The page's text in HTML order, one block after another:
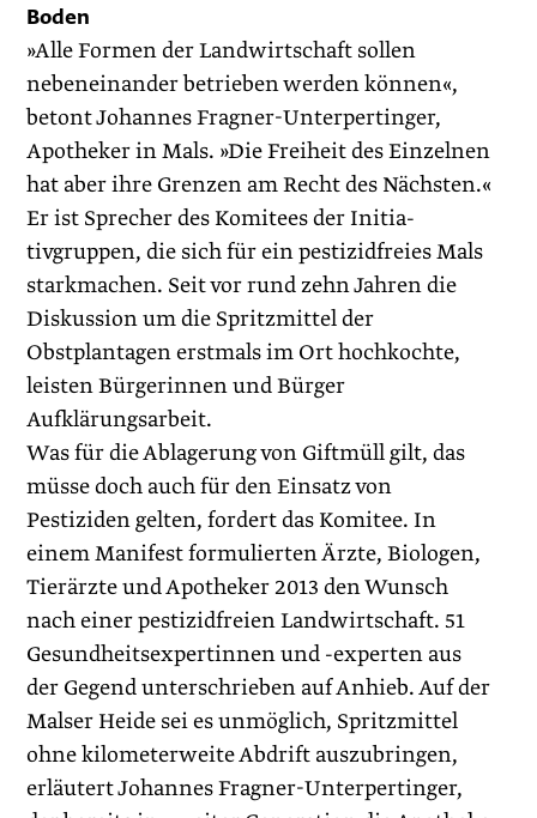
Boden
»Alle Formen der Landwirtschaft sollen
nebeneinander betrieben werden können«,
betont Johannes Fragner-Unterpertinger,
Apotheker in Mals. »Die Freiheit des Einzelnen
hat aber ihre Grenzen am Recht des Nächsten.«
Er ist Sprecher des Komitees der Initia­
tivgruppen, die sich für ein pestizidfreies Mals
starkmachen. Seit vor rund zehn Jahren die
Diskussion um die Spritzmittel der
Obstplantagen erstmals im Ort hochkochte,
leisten Bürgerinnen und Bürger
Aufklärungsarbeit.
Was für die Ablagerung von Giftmüll gilt, das
müsse doch auch für den Einsatz von
Pestiziden gelten, fordert das Komitee. In
einem Manifest formulierten Ärzte, Biologen,
Tierärzte und Apotheker 2013 den Wunsch
nach einer pestizidfreien Landwirtschaft. 51
Gesundheitsexpertinnen und -experten aus
der Gegend unterschrieben auf Anhieb. Auf der
Malser Heide sei es unmöglich, Spritzmittel
ohne kilometerweite Abdrift auszubringen,
erläutert Johannes Fragner-Unterpertinger,